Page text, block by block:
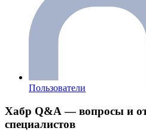
Пользователи
Хабр Q&A — вопросы и
специалистов